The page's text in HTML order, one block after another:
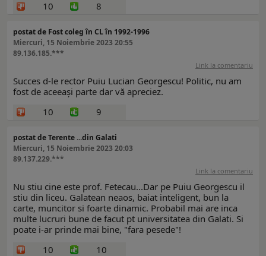
10 8
postat de Fost coleg în CL în 1992-1996
Miercuri, 15 Noiembrie 2023 20:55
89.136.185.***
Link la comentariu
Succes d-le rector Puiu Lucian Georgescu! Politic, nu am
fost de aceeași parte dar vă apreciez.
10
9
postat de Terente ...din Galati
Miercuri, 15 Noiembrie 2023 20:03
89.137.229.***
Link la comentariu
Nu stiu cine este prof. Fetecau...Dar pe Puiu Georgescu il
stiu din liceu. Galatean neaos, baiat inteligent, bun la
carte, muncitor si foarte dinamic. Probabil mai are inca
multe lucruri bune de facut pt universitatea din Galati. Si
poate i-ar prinde mai bine, "fara pesede"!
10
10